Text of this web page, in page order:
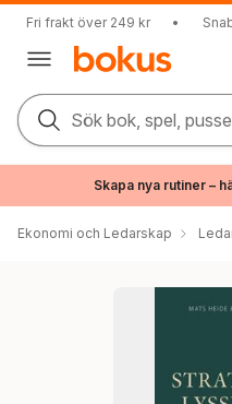
Fri frakt över 249 kr •
Sök bok, spel,
Skapa nya rutiner –
Ekonomi och Ledarskap